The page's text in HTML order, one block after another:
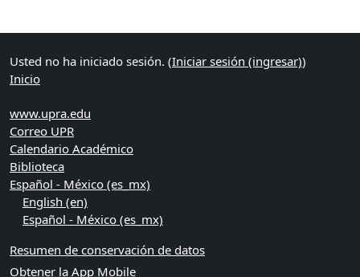
Usted no ha iniciado sesión. (Iniciar sesión (ingresar))
Inicio
www.upra.edu
Correo UPR
Calendario Académico
Biblioteca
Español - México ‎(es_mx)‎
English ‎(en)‎
Español - México ‎(es_mx)‎
Resumen de conservación de datos
Obtener la App Mobile